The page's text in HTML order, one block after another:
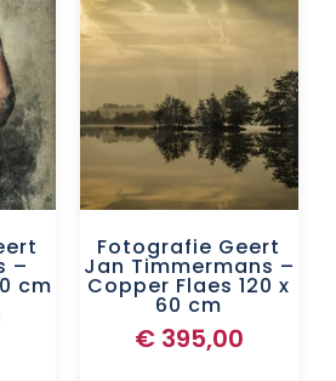
–
cm
Fotografie Geert
Jan Timmermans –
Copper Flaes 120 x
60 cm
€395,00